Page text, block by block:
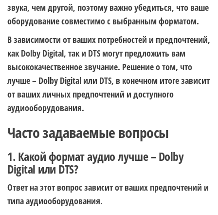
звука, чем другой, поэтому важно убедиться, что ваше
оборудование совместимо с выбранным форматом.
В зависимости от ваших потребностей и предпочтений,
как Dolby Digital, так и DTS могут предложить вам
высококачественное звучание. Решение о том, что
лучше – Dolby Digital или DTS, в конечном итоге зависит
от ваших личных предпочтений и доступного
аудиооборудования.
Часто задаваемые вопросы
1. Какой формат аудио лучше – Dolby
Digital или DTS?
Ответ на этот вопрос зависит от ваших предпочтений и
типа аудиооборудования.